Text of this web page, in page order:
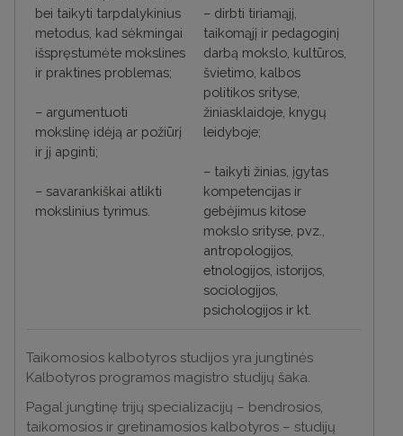
bei taikyti tarpdalykinius
metodus, kad sėkmingai
išspręstumėte mokslines
ir praktines problemas;
– argumentuoti
mokslinę idėją ar požiūrį
ir jį apginti;
– savarankiškai atlikti
mokslinius tyrimus.
– dirbti tiriamąjį,
taikomąjį ir pedagoginį
darbą mokslo, kultūros,
švietimo, kalbos
politikos srityse,
žiniasklaidoje, knygų
leidyboje;
– taikyti žinias, įgytas
kompetencijas ir
gebėjimus kitose
mokslo srityse, pvz.,
antropologijos,
etnologijos, istorijos,
sociologijos,
psichologijos ir kt.
Taikomosios kalbotyros studijos yra jungtinės
Kalbotyros programos magistro studijų šaka.
Pagal jungtinę trijų specializacijų – bendrosios,
taikomosios ir gretinamosios kalbotyros – studijų